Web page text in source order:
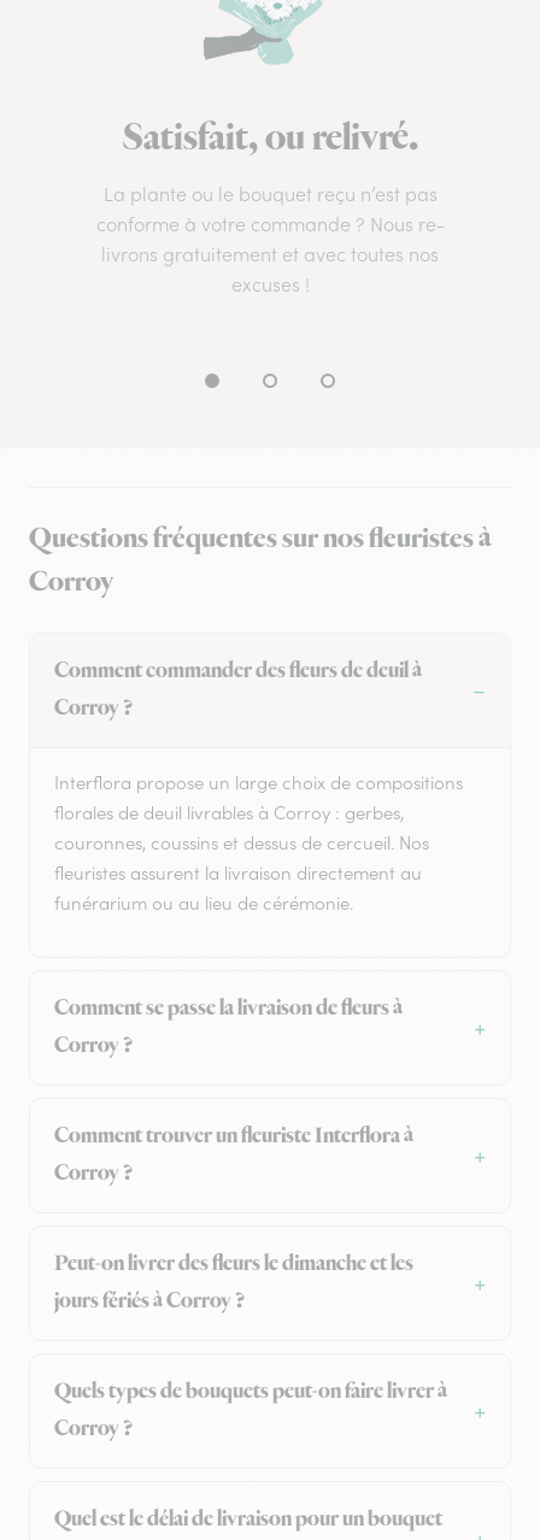
Satisfait, ou relivré.
La plante ou le bouquet reçu n’est pas
conforme à votre commande ? Nous re-
livrons gratuitement et avec toutes nos
excuses !
Questions fréquentes sur nos fleuristes à
Corroy
Comment commander des fleurs de deuil à
Corroy ?
Interflora propose un large choix de compositions
florales de deuil livrables à Corroy : gerbes,
couronnes, coussins et dessus de cercueil. Nos
fleuristes assurent la livraison directement au
funérarium ou au lieu de cérémonie.
Comment se passe la livraison de fleurs à
Corroy ?
Comment trouver un fleuriste Interflora à
Corroy ?
Peut-on livrer des fleurs le dimanche et les
jours fériés à Corroy ?
Quels types de bouquets peut-on faire livrer à
Corroy ?
Quel est le délai de livraison pour un bouquet